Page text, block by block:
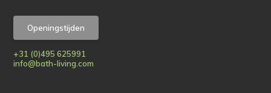
Openingstijden
+31 (0)495 625991
info@bath-living.com